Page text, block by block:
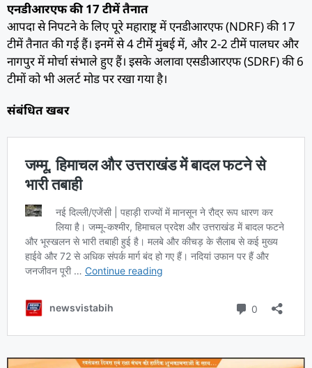
एनडीआरएफ की 17 टीमें तैनात
आपदा से निपटने के लिए पूरे महाराष्ट्र में एनडीआरएफ (NDRF) की 17
टीमें तैनात की गई हैं। इनमें से 4 टीमें मुंबई में, और 2-2 टीमें पालघर और
नागपुर में मोर्चा संभाले हुए हैं। इसके अलावा एसडीआरएफ (SDRF) की 6
टीमों को भी अलर्ट मोड पर रखा गया है।
संबंधित खबर